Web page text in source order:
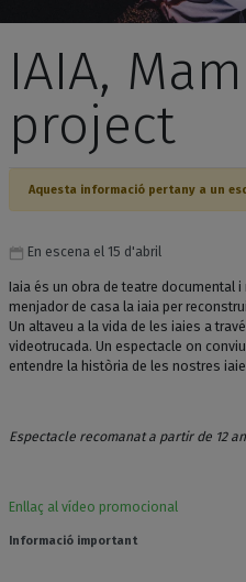
IAIA,
project
Aquesta informació pertany a un
En escena el 15 d'abril
Iaia és un obra de teatre documental
menjador de casa la iaia per
Un altaveu a la vida de les iaies a
videotrucada. Un espectacle on
entendre la història de les nostres
Espectacle recomanat a partir de 12
Enllaç al vídeo promocional
Informació important